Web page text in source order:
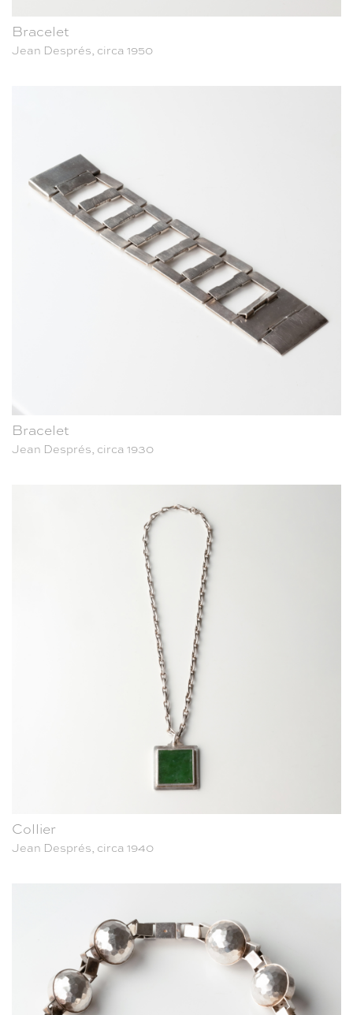
Bracelet
Jean Després, circa 1950
Bracelet
Jean Després, circa 1930
Collier
Jean Després, circa 1940